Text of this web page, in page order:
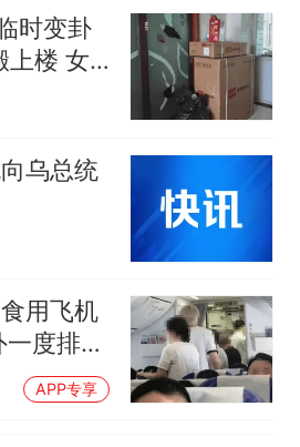
致多名乘客在飞行途中排
厕所！乘客：机上100多
有2个厕所；客服回应：并
架飞机都会发放西梅汁
那个在床头放菜刀的女孩，
师一句“跟我回家”改写了
时变卦
上楼 女
乌总统
用飞机
度排长
APP专享